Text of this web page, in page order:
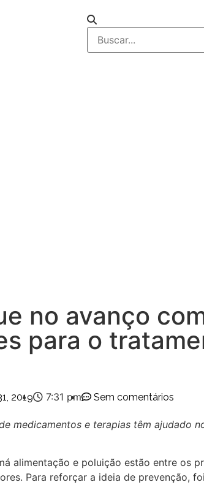
no avanço
para o
2019 7:31 pm Sem comentários
medicamentos e terapias têm ajudado
alimentação e poluição estão entre os
Para reforçar a ideia de prevenção,